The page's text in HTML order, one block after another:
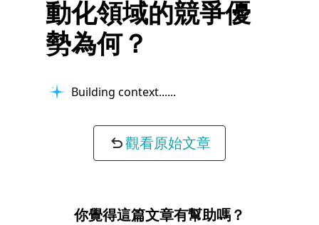
動化領域的競爭優
勢為何？
Building context...
觀看原始文章
你覺得這篇文章有幫助嗎？